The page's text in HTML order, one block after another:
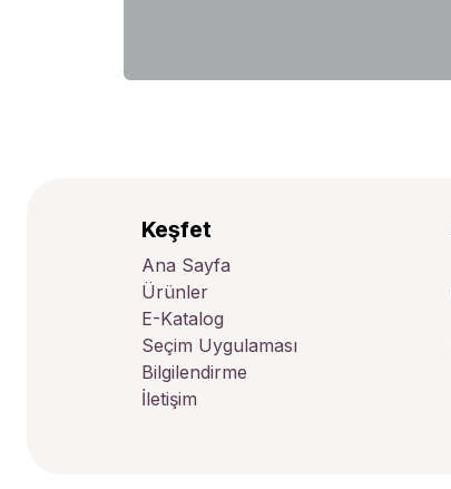
Keşfet
Ana Sayfa
Ürünler
E-Katalog
Seçim Uygulaması
Bilgilendirme
İletişim